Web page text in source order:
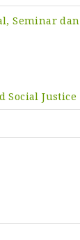
Seminar dan
Social Justice